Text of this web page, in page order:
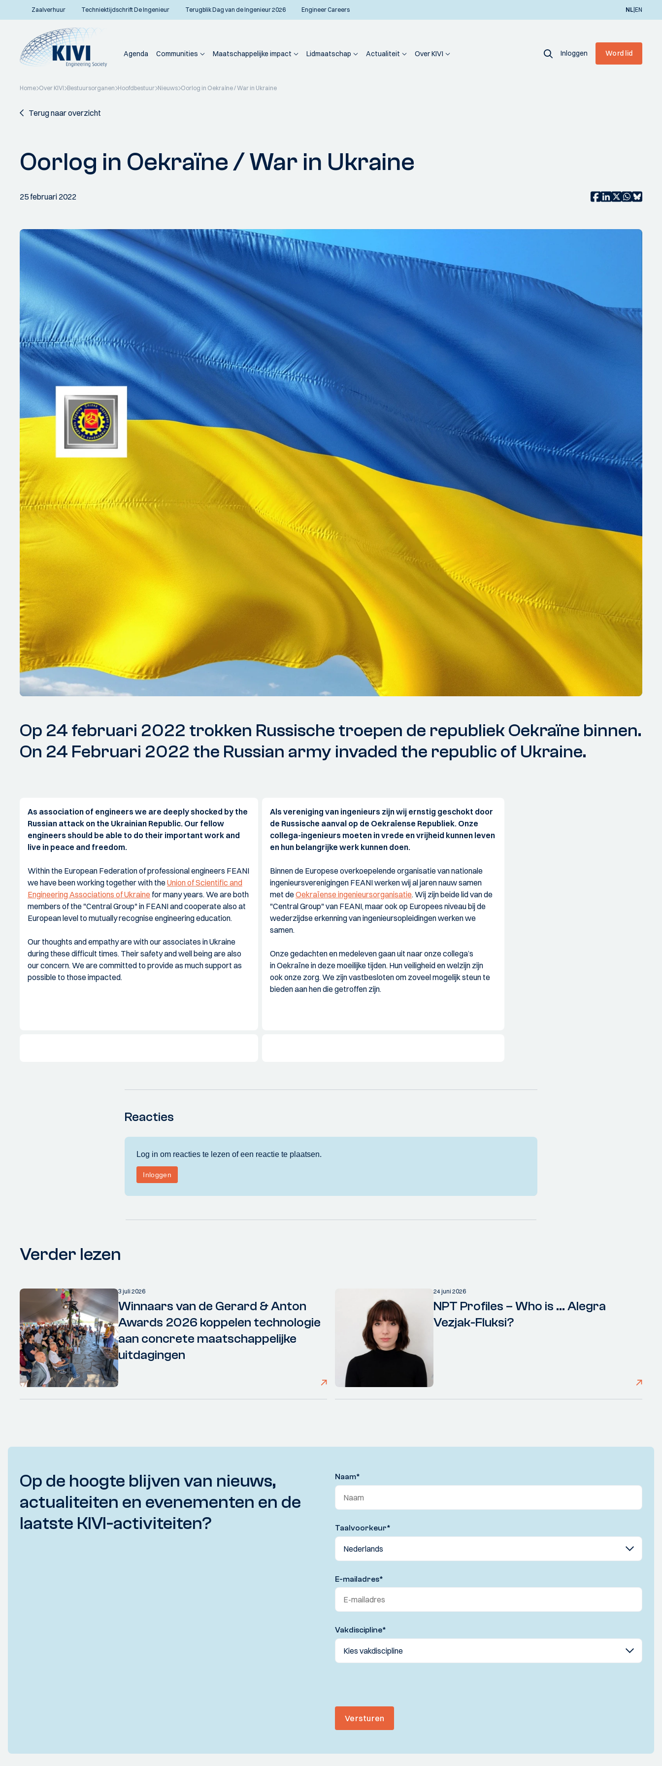
Zaalverhuur Techniektijdschrift De Ingenieur Terugblik Dag van de Ingenieur 2026 Engineer Careers NL|EN
Agenda Communities Maatschappelijke impact Lidmaatschap Actualiteit Over KIVI Inloggen Word lid
Home Over KIVI Bestuursorganen Hoofdbestuur Nieuws Oorlog in Oekraïne / War in Ukraine
Terug naar overzicht
Oorlog in Oekraïne / War in Ukraine
25 februari 2022
Op 24 februari 2022 trokken Russische troepen de republiek Oekraïne binnen.
On 24 Februari 2022 the Russian army invaded the republic of Ukraine.
As association of engineers we are deeply shocked by the
Russian attack on the Ukrainian Republic. Our fellow
engineers should be able to do their important work and
live in peace and freedom.
Within the European Federation of professional engineers FEANI
we have been working together with theUnion of Scientific and
Engineering Associations of Ukraine for many years. We are both
members of the "Central Group" in FEANI and cooperate also at
European level to mutually recognise engineering education.
Our thoughts and empathy are with our associates in Ukraine
during these difficult times. Their safety and well being are also
our concern. We are committed to provide as much support as
possible to those impacted.
Als vereniging van ingenieurs zijn wij ernstig geschokt door
de Russische aanval op de Oekraïense Republiek. Onze
collega-ingenieurs moeten in vrede en vrijheid kunnen leven
en hun belangrijke werk kunnen doen.
Binnen de Europese overkoepelende organisatie van nationale
ingenieursverenigingen FEANI werken wij al jaren nauw samen
met deOekraïense ingenieursorganisatie. Wij zijn beide lid van de
"Central Group" van FEANI, maar ook op Europees niveau bij de
wederzijdse erkenning van ingenieursopleidingen werken we
samen.
Onze gedachten en medeleven gaan uit naar onze collega’s
in Oekraïne in deze moeilijke tijden. Hun veiligheid en welzijn zijn
ook onze zorg. We zijn vastbesloten om zoveel mogelijk steun te
bieden aan hen die getroffen zijn.
Reacties
Verder lezen
3 juli 2026
Winnaars van de Gerard & Anton
Awards 2026 koppelen technologie
aan concrete maatschappelijke
uitdagingen
24 juni 2026
NPT Profiles – Who is ... Alegra
Vezjak-Fluksi?
Op de hoogte blijven van nieuws,
actualiteiten en evenementen en de
laatste KIVI-activiteiten?
Naam*
Taalvoorkeur*
E-mailadres*
Vakdiscipline*
Versturen